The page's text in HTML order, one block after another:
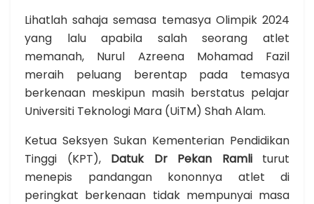
Lihatlah sahaja semasa temasya Olimpik 2024
yang lalu apabila salah seorang atlet
memanah, Nurul Azreena Mohamad Fazil
meraih peluang berentap pada temasya
berkenaan meskipun masih berstatus pelajar
Universiti Teknologi Mara (UiTM) Shah Alam.
Ketua Seksyen Sukan Kementerian Pendidikan
Tinggi (KPT), Datuk Dr Pekan Ramliturut
menepis pandangan kononnya atlet di
peringkat berkenaan tidak mempunyai masa